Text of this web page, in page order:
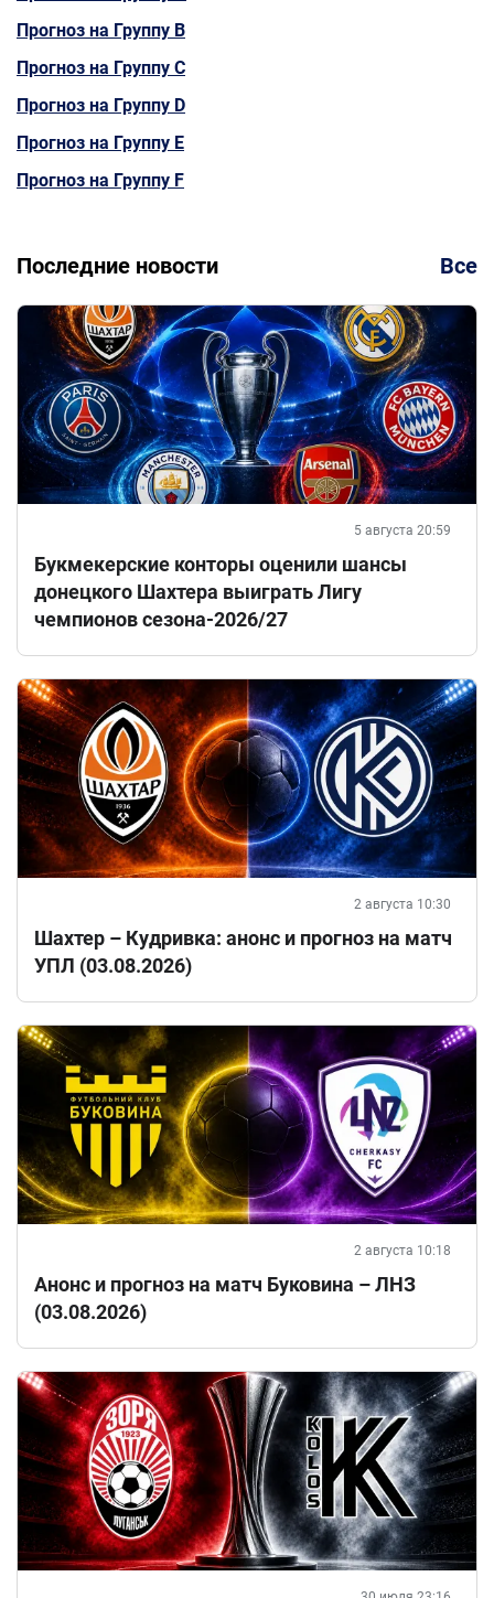
Прогноз на Группу B
Прогноз на Группу C
Прогноз на Группу D
Прогноз на Группу E
Прогноз на Группу F
Последние новости Все
5 августа 20:59
Букмекерские конторы оценили шансы
донецкого Шахтера выиграть Лигу
чемпионов сезона-2026/27
2 августа 10:30
Шахтер – Кудривка: анонс и прогноз на матч
УПЛ (03.08.2026)
2 августа 10:18
Анонс и прогноз на матч Буковина – ЛНЗ
(03.08.2026)